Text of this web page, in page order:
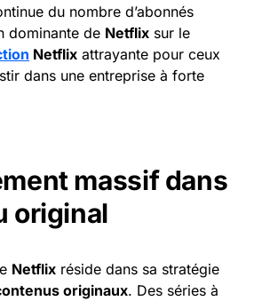
du nombre d’abonnés
dominante de Netflix sur le
Netflix attrayante pour ceux
dans une entreprise à forte
massif dans
original
Netflix réside dans sa stratégie
originaux. Des séries à